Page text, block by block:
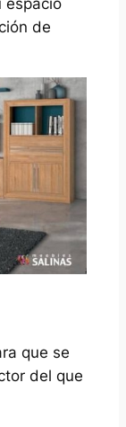
de
que se
del que